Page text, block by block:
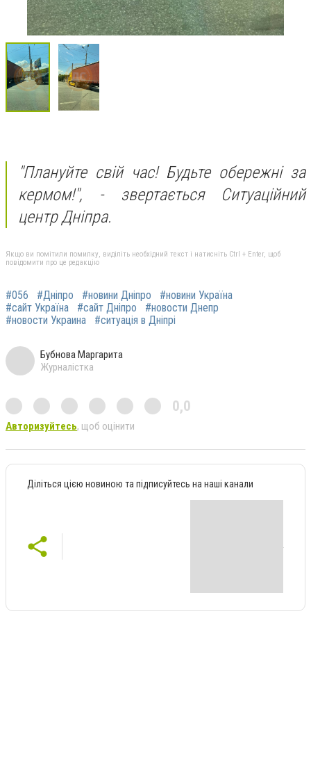
"Плануйте свій час! Будьте обережні за
кермом!", - звертається Ситуаційний
центр Дніпра.
Якщо ви помітили помилку, виділіть необхідний текст і натисніть Ctrl + Enter, щоб
повідомити про це редакцію
#056 #Дніпро #новини Дніпро
#новини Україна
#сайт Україна
#сайт Дніпро
#новости Днепр
#новости Украина
#ситуація в Дніпрі
Бубнова Маргарита
Журналістка
0,0
Авторизуйтесь, щоб оцінити
Діліться цією новиною та підписуйтесь на наші канали